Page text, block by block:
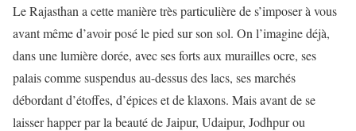
Le Rajasthan a cette manière très particulière de s’imposer à vous
avant même d’avoir posé le pied sur son sol. On l’imagine déjà,
dans une lumière dorée, avec ses forts aux murailles ocre, ses
palais comme suspendus au-dessus des lacs, ses marchés
débordant d’étoffes, d’épices et de klaxons. Mais avant de se
laisser happer par la beauté de Jaipur, Udaipur, Jodhpur ou